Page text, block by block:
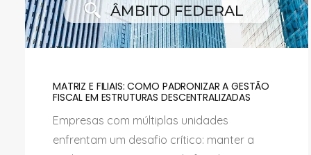
MATRIZ E FILIAIS: COMO PADRONIZAR A GESTÃO
FISCAL EM ESTRUTURAS DESCENTRALIZADAS
Empresas com múltiplas unidades
enfrentam um desafio crítico: manter a